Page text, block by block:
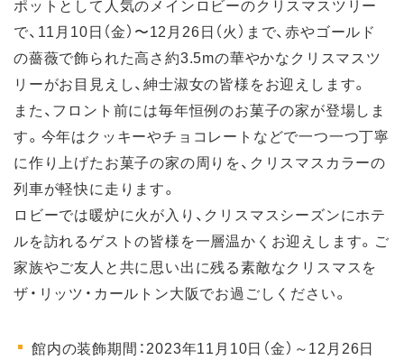
ポットとして人気のメインロビーのクリスマスツリー
で、11月10日（金）〜12月26日（火）まで、赤やゴールド
の薔薇で飾られた高さ約3.5mの華やかなクリスマスツ
リーがお目見えし、紳士淑女の皆様をお迎えします。
また、フロント前には毎年恒例のお菓子の家が登場しま
す。今年はクッキーやチョコレートなどで一つ一つ丁寧
に作り上げたお菓子の家の周りを、クリスマスカラーの
列車が軽快に走ります。
ロビーでは暖炉に火が入り、クリスマスシーズンにホテ
ルを訪れるゲストの皆様を一層温かくお迎えします。ご
家族やご友人と共に思い出に残る素敵なクリスマスを
ザ・リッツ・カールトン大阪でお過ごしください。
館内の装飾期間：2023年11月10日（金）～12月26日